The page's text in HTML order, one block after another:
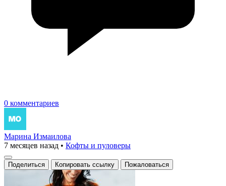
0 комментариев
Марина Измаилова
7 месяцев назад • Кофты и пуловеры
Поделиться Копировать ссылку Пожаловаться